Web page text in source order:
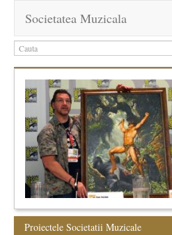
Societatea Muzicala
Proiectele Societatii Muzicale